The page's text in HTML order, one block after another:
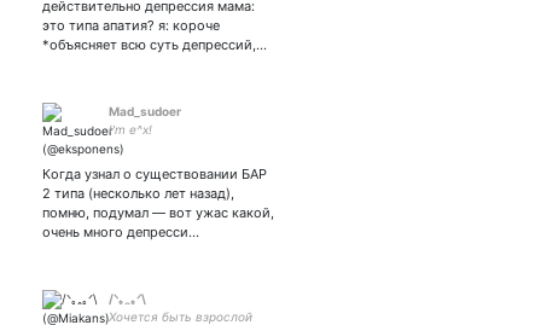
действительно депрессия мама:
это типа апатия? я: короче
*объясняет всю суть депрессий,…
Mad_sudoer
I'm e^x!
Когда узнал о существовании БАР
2 типа (несколько лет назад),
помню, подумал — вот ужас какой,
очень много депресси…
/ᐠ｡ꞈ｡ᐟ\
Хочется быть взрослой